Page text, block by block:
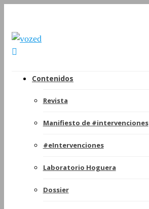
Contenidos
Revista
Manifiesto de #intervenciones
#eIntervenciones
Laboratorio Hoguera
Dossier